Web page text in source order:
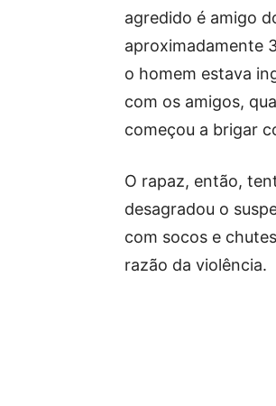
agredido é amigo
aproximadamente
o homem estava
com os amigos,
começou a brigar
O rapaz, então,
desagradou o
com socos e
razão da violência.